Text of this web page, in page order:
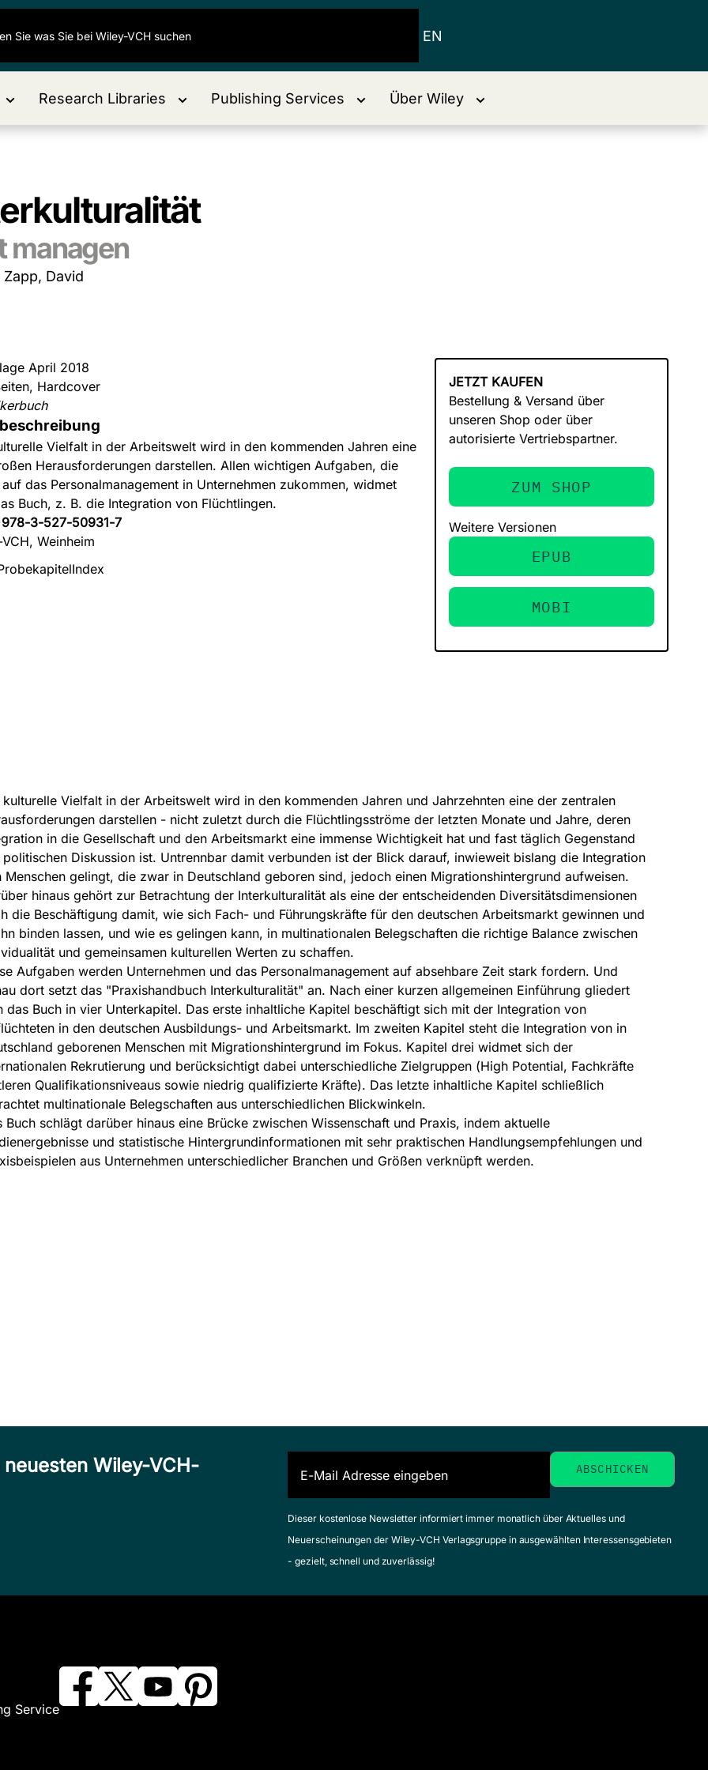
EN
Research Libraries Publishing Services Über Wiley
managen
David
April 2018
Hardcover
Vielfalt in der Arbeitswelt wird in den kommenden Jahren eine
Herausforderungen darstellen. Allen wichtigen Aufgaben, die
das Personalmanagement in Unternehmen zukommen, widmet
Buch, z. B. die Integration von Flüchtlingen.
978-3-527-50931-7
Weinheim
Index
JETZT KAUFEN
Bestellung & Versand über
unseren Shop oder über
autorisierte Vertriebspartner.
ZUM SHOP
Weitere Versionen
EPUB
MOBI
kulturelle Vielfalt in der Arbeitswelt wird in den kommenden Jahren und Jahrzehnten eine der zentralen
darstellen - nicht zuletzt durch die Flüchtlingsströme der letzten Monate und Jahre, deren
in die Gesellschaft und den Arbeitsmarkt eine immense Wichtigkeit hat und fast täglich Gegenstand
Diskussion ist. Untrennbar damit verbunden ist der Blick darauf, inwieweit bislang die Integration
Menschen gelingt, die zwar in Deutschland geboren sind, jedoch einen Migrationshintergrund aufweisen.
hinaus gehört zur Betrachtung der Interkulturalität als eine der entscheidenden Diversitätsdimensionen
die Beschäftigung damit, wie sich Fach- und Führungskräfte für den deutschen Arbeitsmarkt gewinnen und
binden lassen, und wie es gelingen kann, in multinationalen Belegschaften die richtige Balance zwischen
und gemeinsamen kulturellen Werten zu schaffen.
Aufgaben werden Unternehmen und das Personalmanagement auf absehbare Zeit stark fordern. Und
dort setzt das "Praxishandbuch Interkulturalität" an. Nach einer kurzen allgemeinen Einführung gliedert
das Buch in vier Unterkapitel. Das erste inhaltliche Kapitel beschäftigt sich mit der Integration von
in den deutschen Ausbildungs- und Arbeitsmarkt. Im zweiten Kapitel steht die Integration von in
geborenen Menschen mit Migrationshintergrund im Fokus. Kapitel drei widmet sich der
Rekrutierung und berücksichtigt dabei unterschiedliche Zielgruppen (High Potential, Fachkräfte
Qualifikationsniveaus sowie niedrig qualifizierte Kräfte). Das letzte inhaltliche Kapitel schließlich
multinationale Belegschaften aus unterschiedlichen Blickwinkeln.
Buch schlägt darüber hinaus eine Brücke zwischen Wissenschaft und Praxis, indem aktuelle
und statistische Hintergrundinformationen mit sehr praktischen Handlungsempfehlungen und
aus Unternehmen unterschiedlicher Branchen und Größen verknüpft werden.
Wiley-VCH-
Dieser kostenlose Newsletter informiert immer monatlich über Aktuelles und
Neuerscheinungen der Wiley-VCH Verlagsgruppe in ausgewählten Interessensgebieten
- gezielt, schnell und zuverlässig!
Service